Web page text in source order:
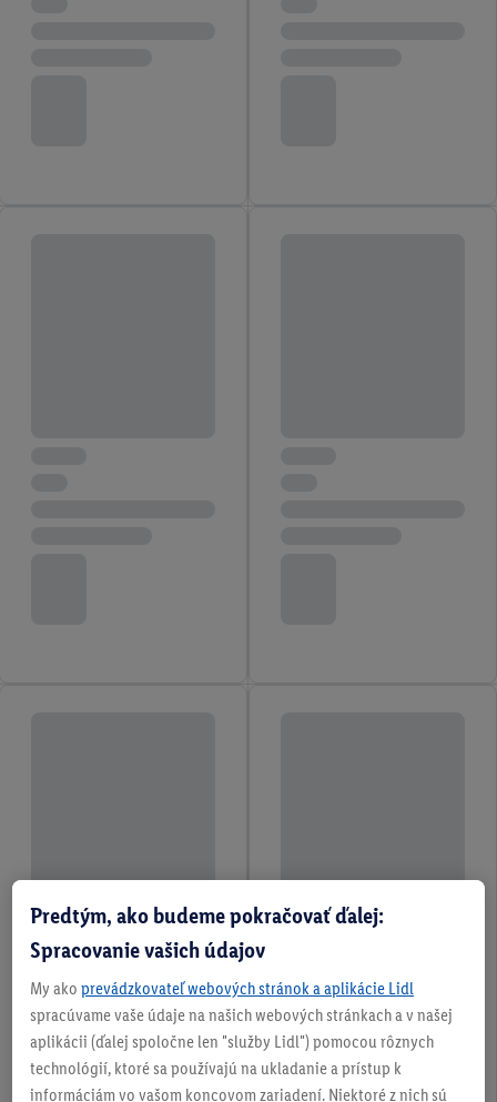
Predtým, ako budeme pokračovať ďalej:
Spracovanie vašich údajov
My ako prevádzkovateľ webových stránok a aplikácie Lidl
spracúvame vaše údaje na našich webových stránkach a v našej
aplikácii (ďalej spoločne len "služby Lidl") pomocou rôznych
technológií, ktoré sa používajú na ukladanie a prístup k
informáciám vo vašom koncovom zariadení. Niektoré z nich sú